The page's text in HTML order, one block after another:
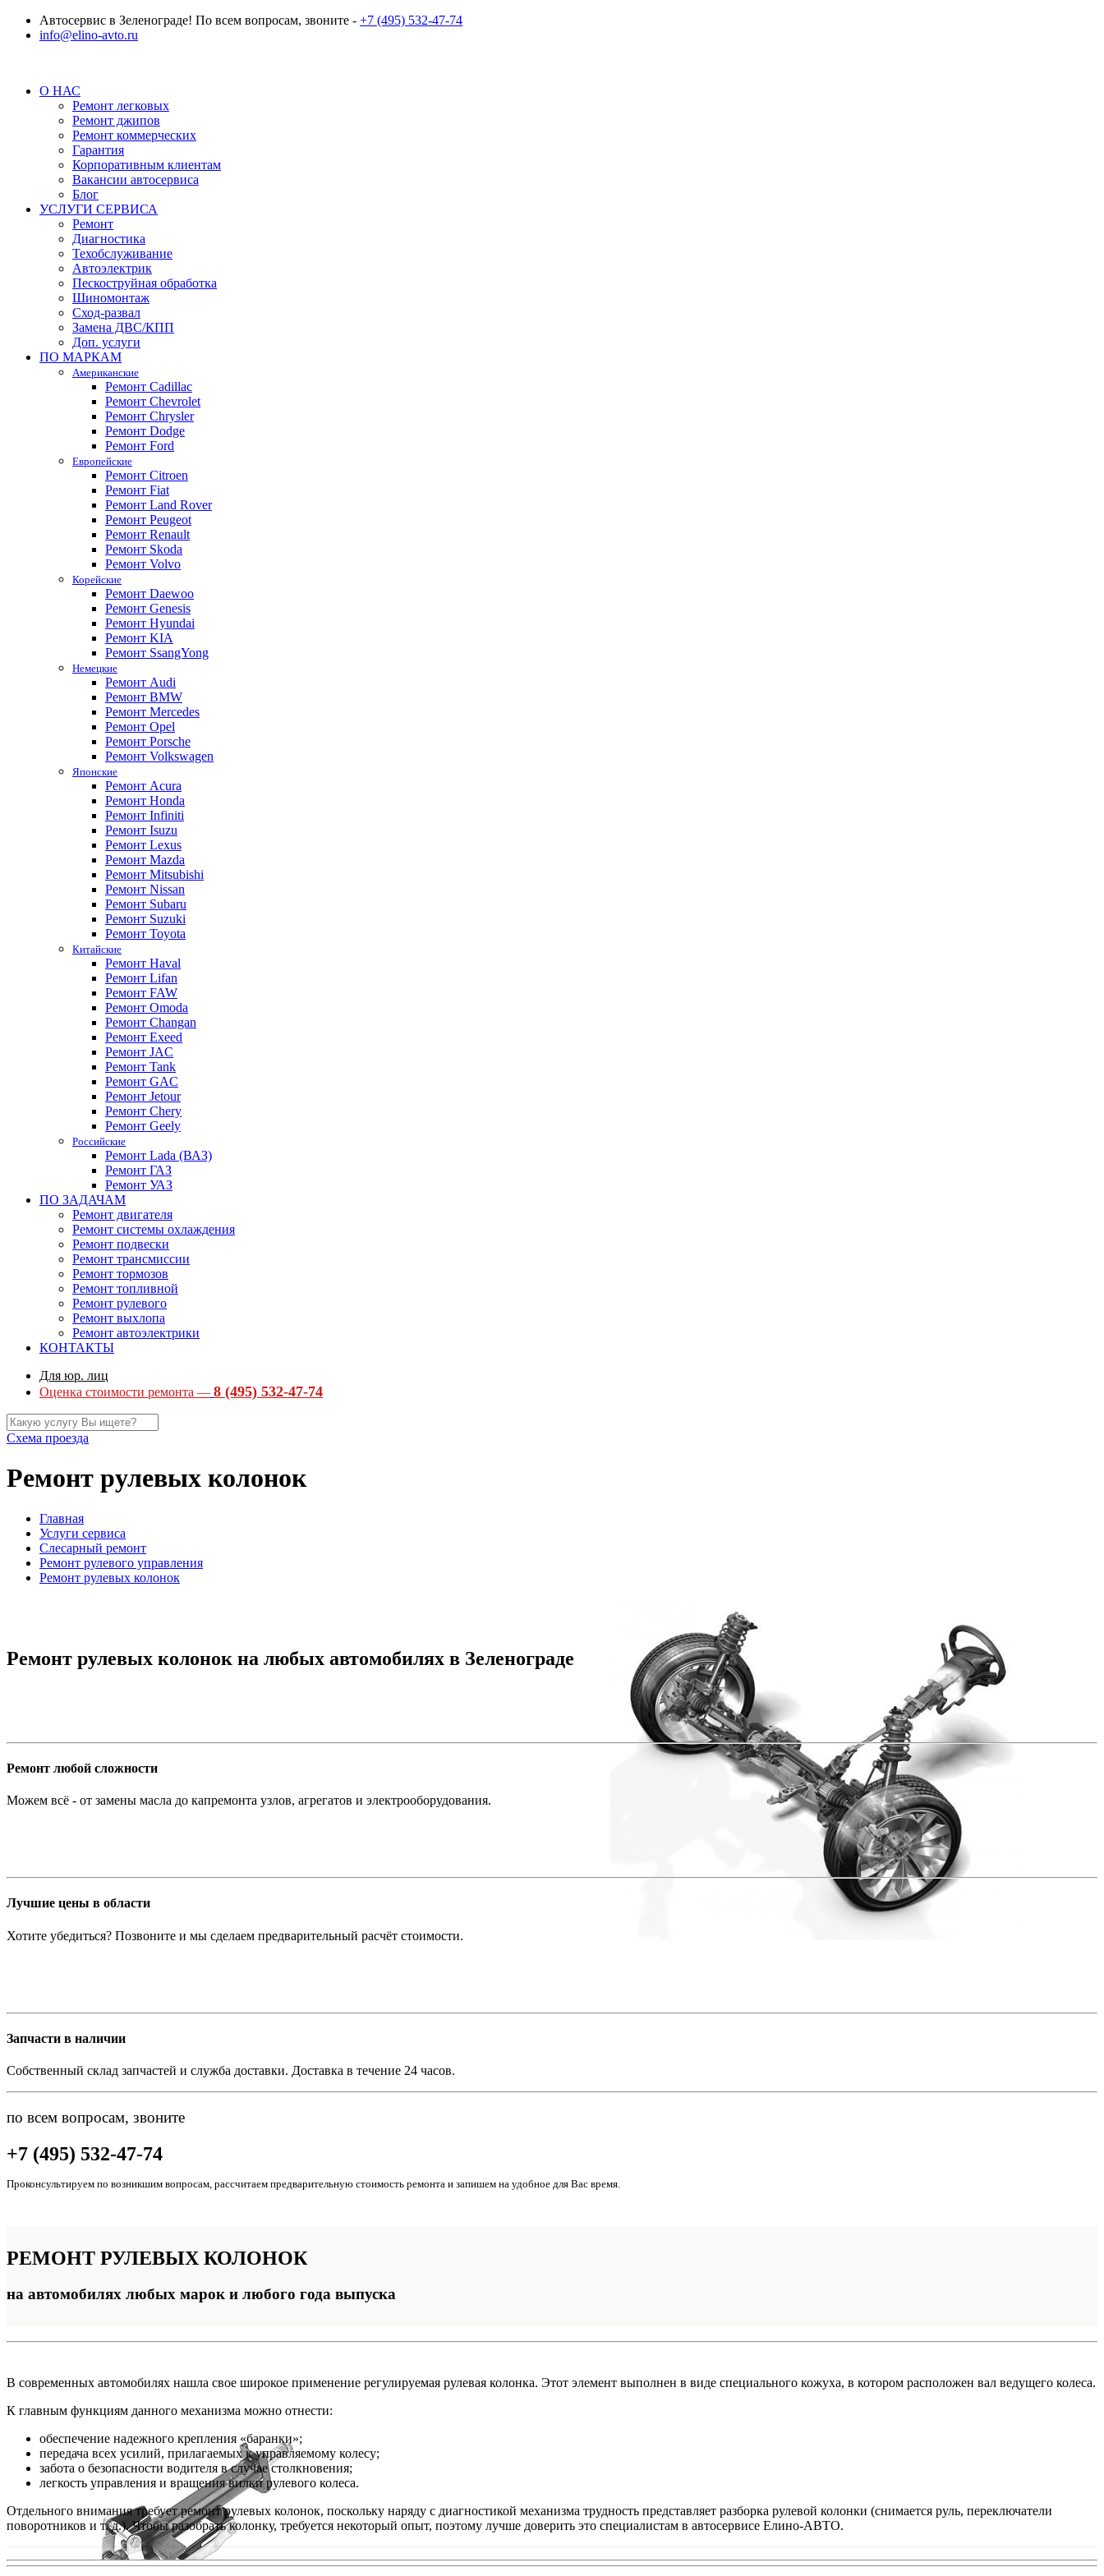
Автосервис в Зеленограде! По всем вопросам, звоните - +7 (495) 532-47-74
info@elino-avto.ru
О НАС
Ремонт легковых
Ремонт джипов
Ремонт коммерческих
Гарантия
Корпоративным клиентам
Вакансии автосервиса
Блог
УСЛУГИ СЕРВИСА
Ремонт
Диагностика
Техобслуживание
Автоэлектрик
Пескоструйная обработка
Шиномонтаж
Сход-развал
Замена ДВС/КПП
Доп. услуги
ПО МАРКАМ
Американские
Ремонт Cadillac
Ремонт Chevrolet
Ремонт Chrysler
Ремонт Dodge
Ремонт Ford
Европейские
Ремонт Citroen
Ремонт Fiat
Ремонт Land Rover
Ремонт Peugeot
Ремонт Renault
Ремонт Skoda
Ремонт Volvo
Корейские
Ремонт Daewoo
Ремонт Genesis
Ремонт Hyundai
Ремонт KIA
Ремонт SsangYong
Немецкие
Ремонт Audi
Ремонт BMW
Ремонт Mercedes
Ремонт Opel
Ремонт Porsche
Ремонт Volkswagen
Японские
Ремонт Acura
Ремонт Honda
Ремонт Infiniti
Ремонт Isuzu
Ремонт Lexus
Ремонт Mazda
Ремонт Mitsubishi
Ремонт Nissan
Ремонт Subaru
Ремонт Suzuki
Ремонт Toyota
Китайские
Ремонт Haval
Ремонт Lifan
Ремонт FAW
Ремонт Omoda
Ремонт Changan
Ремонт Exeed
Ремонт JAC
Ремонт Tank
Ремонт GAC
Ремонт Jetour
Ремонт Chery
Ремонт Geely
Российские
Ремонт Lada (ВАЗ)
Ремонт ГАЗ
Ремонт УАЗ
ПО ЗАДАЧАМ
Ремонт двигателя
Ремонт системы охлаждения
Ремонт подвески
Ремонт трансмиссии
Ремонт тормозов
Ремонт топливной
Ремонт рулевого
Ремонт выхлопа
Ремонт автоэлектрики
КОНТАКТЫ
Для юр. лиц
Оценка стоимости ремонта — 8 (495) 532-47-74
Схема проезда
Ремонт рулевых колонок
Главная
Услуги сервиса
Слесарный ремонт
Ремонт рулевого управления
Ремонт рулевых колонок
Ремонт рулевых колонок на любых автомобилях в Зеленограде
Ремонт любой сложности
Можем всё - от замены масла до капремонта узлов, агрегатов и электрооборудования.
Лучшие цены в области
Хотите убедиться? Позвоните и мы сделаем предварительный расчёт стоимости.
Запчасти в наличии
Собственный склад запчастей и служба доставки. Доставка в течение 24 часов.
по всем вопросам, звоните
+7 (495) 532-47-74
Проконсультируем по возникшим вопросам, рассчитаем предварительную стоимость ремонта и запишем на удобное для Вас время.
РЕМОНТ РУЛЕВЫХ КОЛОНОК
на автомобилях любых марок и любого года выпуска
В современных автомобилях нашла свое широкое применение регулируемая рулевая колонка. Этот элемент выполнен в виде специального кожуха, в котором расположен вал ведущего колеса.
К главным функциям данного механизма можно отнести:
обеспечение надежного крепления «баранки»;
передача всех усилий, прилагаемых к управляемому колесу;
забота о безопасности водителя в случае столкновения;
легкость управления и вращения вилки рулевого колеса.
Отдельного внимания требует ремонт рулевых колонок, поскольку наряду с диагностикой механизма трудность представляет разборка рулевой колонки (снимается руль, переключатели
поворотников и т. д.). Чтобы разобрать колонку, требуется некоторый опыт, поэтому лучше доверить это специалистам в автосервисе Елино-АВТО.